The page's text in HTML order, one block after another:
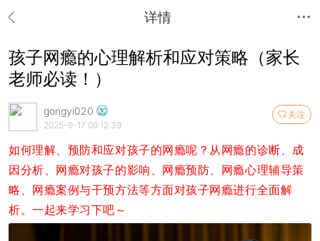
详情
孩子网瘾的心理解析和应对策略（家长
老师必读！）
关注
gongyi020
2025-9-17 09:12:39
如何理解、预防和应对孩子的网瘾呢？从网瘾的诊断、成
因分析、网瘾对孩子的影响、网瘾预防、网瘾心理辅导策
略、网瘾案例与干预方法等方面对孩子网瘾进行全面解
析。一起来学习下吧～